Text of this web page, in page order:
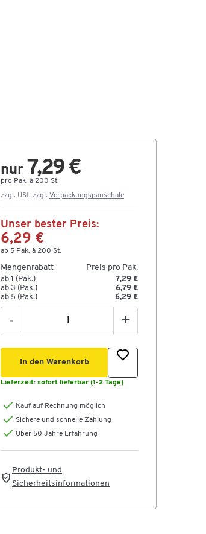
nur 7,29 €
pro Pak. à 200 St.
zzgl. USt. zzgl. Verpackungspauschale
Unser bester Preis:
6,29 €
ab 5 Pak. à 200 St.
Mengenrabatt Preis pro Pak.
ab 1 (Pak.)
7,29 €
ab 3 (Pak.)
6,79 €
ab 5 (Pak.)
6,29 €
- +
In den Warenkorb
Lieferzeit: sofort lieferbar (1-2 Tage)
Kauf auf Rechnung möglich
Sichere und schnelle Zahlung
Über 50 Jahre Erfahrung
Produkt- und
Sicherheitsinformationen